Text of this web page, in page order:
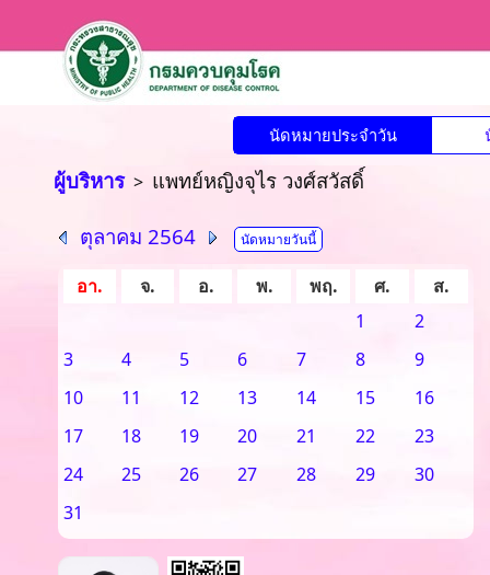
นัดหมายประจำวัน
ผู้บริหาร> แพทย์หญิงจุไร วงศ์สวัสดิ์
ตุลาคม 2564 นัดหมายวันนี้
อา. จ. อ. พ. พฤ. ศ.
ส.
1
2
3
4 5 6 7 8
9
10
11 12 13 14 15
16
17
18 19 20 21 22
23
24
25 26 27 28 29
30
31